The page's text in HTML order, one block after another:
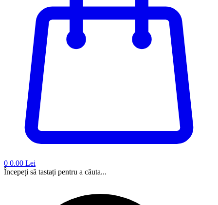
0 0.00 Lei
Începeți să tastați pentru a căuta...